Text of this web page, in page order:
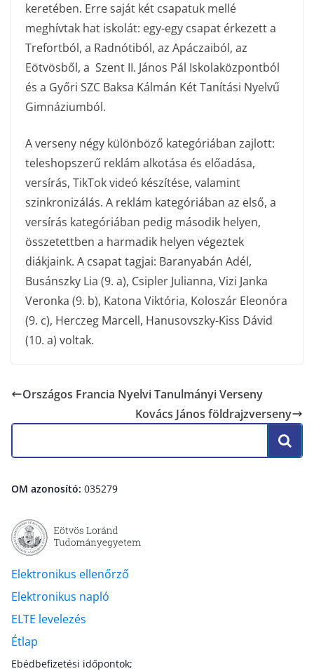
keretében. Erre saját két csapatuk mellé
meghívtak hat iskolát: egy-egy csapat érkezett a
Trefortból, a Radnótiból, az Apáczaiból, az
Eötvösből, a Szent II. János Pál Iskolaközpontból
és a Győri SZC Baksa Kálmán Két Tanítási Nyelvű
Gimnáziumból.
A verseny négy különböző kategóriában zajlott:
teleshopszerű reklám alkotása és előadása,
versírás, TikTok videó készítése, valamint
szinkronizálás. A reklám kategóriában az első, a
versírás kategóriában pedig második helyen,
összetettben a harmadik helyen végeztek
diákjaink. A csapat tagjai: Baranyabán Adél,
Busánszky Lia (9. a), Csipler Julianna, Vizi Janka
Veronka (9. b), Katona Viktória, Koloszár Eleonóra
(9. c), Herczeg Marcell, Hanusovszky-Kiss Dávid
(10. a) voltak.
Országos Francia Nyelvi Tanulmányi Verseny
Kovács János földrajzverseny
OM azonosító: 035279
Elektronikus ellenőrző
Elektronikus napló
ELTE levelezés
Étlap
Ebédbefizetési időpontok;